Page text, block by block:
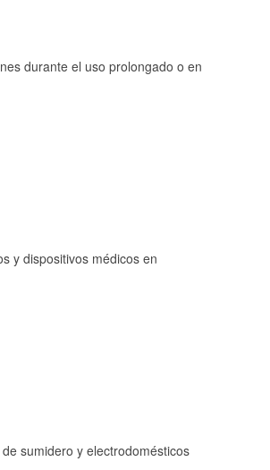
durante el uso prolongado o en
y dispositivos médicos en
sumidero y electrodomésticos